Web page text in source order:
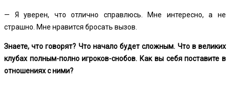
— Я уверен, что отлично справлюсь. Мне интересно, а не
страшно. Мне нравится бросать вызов.
Знаете, что говорят? Что начало будет сложным. Что в великих
клубах полным-полно игроков-снобов. Как вы себя поставите в
отношениях с ними?